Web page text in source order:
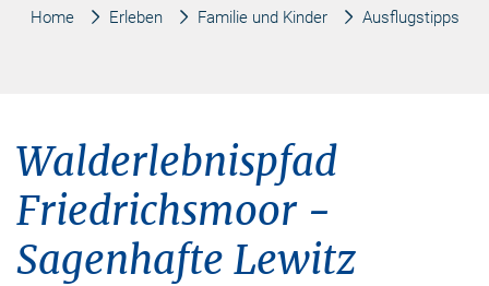
Home Erleben Familie und Kinder Ausflugstipps
Walderlebnispfad
Friedrichsmoor -
Sagenhafte Lewitz